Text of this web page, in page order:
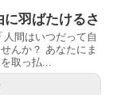
羽ばたけるさ
間はいつだって自
んか？ あなたにま
取っ払...